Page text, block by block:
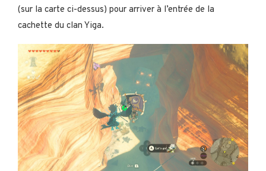
(sur la carte ci-dessus) pour arriver à l’entrée de la
cachette du clan Yiga.